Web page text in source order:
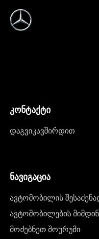
კონტაქტი
დაგვიკავშირდით
ნავიგაცია
ავტომობილის
ავტომობილების
მოძებნეთ შოურუმი